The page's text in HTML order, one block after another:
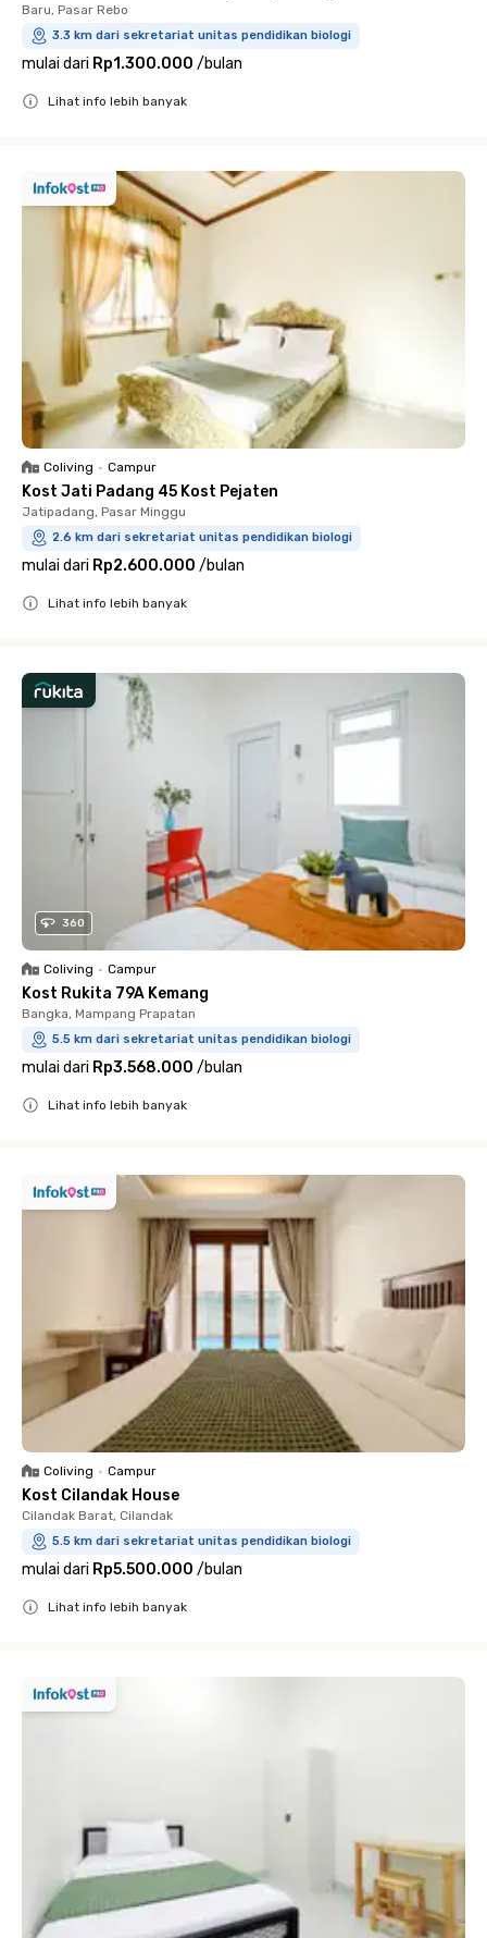
Baru, Pasar Rebo
3.3 km dari sekretariat unitas pendidikan biologi
mulai dari Rp1.300.000 /bulan
Lihat info lebih banyak
Coliving • Campur
Kost Jati Padang 45 Kost Pejaten
Jatipadang, Pasar Minggu
2.6 km dari sekretariat unitas pendidikan biologi
mulai dari Rp2.600.000 /bulan
Lihat info lebih banyak
360
Coliving • Campur
Kost Rukita 79A Kemang
Bangka, Mampang Prapatan
5.5 km dari sekretariat unitas pendidikan biologi
mulai dari Rp3.568.000 /bulan
Lihat info lebih banyak
Coliving • Campur
Kost Cilandak House
Cilandak Barat, Cilandak
5.5 km dari sekretariat unitas pendidikan biologi
mulai dari Rp5.500.000 /bulan
Lihat info lebih banyak